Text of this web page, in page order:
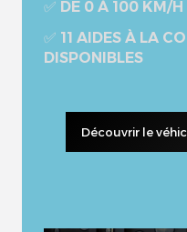
✅ DE 0 À 100 KM/H
✅ 11 AIDES À LA
DISPONIBLES
Découvrir le